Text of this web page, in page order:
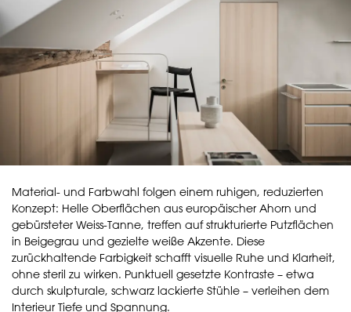
Material- und Farbwahl folgen einem ruhigen, reduzierten
Konzept: Helle Oberflächen aus europäischer Ahorn und
gebürsteter Weiss-Tanne, treffen auf strukturierte Putzflächen
in Beigegrau und gezielte weiße Akzente. Diese
zurückhaltende Farbigkeit schafft visuelle Ruhe und Klarheit,
ohne steril zu wirken. Punktuell gesetzte Kontraste – etwa
durch skulpturale, schwarz lackierte Stühle – verleihen dem
Interieur Tiefe und Spannung.